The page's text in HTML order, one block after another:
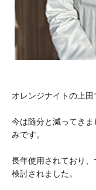
オレンジナイトの上田
今は随分と減ってき
みです。
長年使用されており
検討されました。